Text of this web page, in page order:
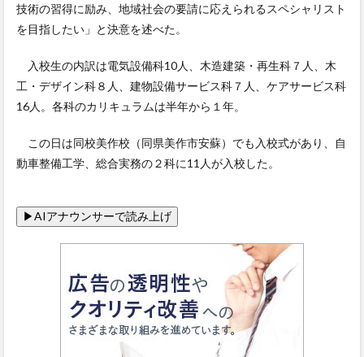
技術の習得に励み、地域社会の要請に応えられるスペシャリスト
を目指したい」と決意を述べた。
入校生の内訳は電気設備科10人、木造建築・再生科７人、木
工・デザイン科８人、建物設備サービス科７人、ケアサービス科
16人。各科のカリキュラムは半年から１年。
この日は同校美作校（同県美作市安蘇）でも入校式があり、自
動車整備工学、総合実務の２科に11人が入校した。